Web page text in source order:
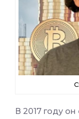
В 2017 году